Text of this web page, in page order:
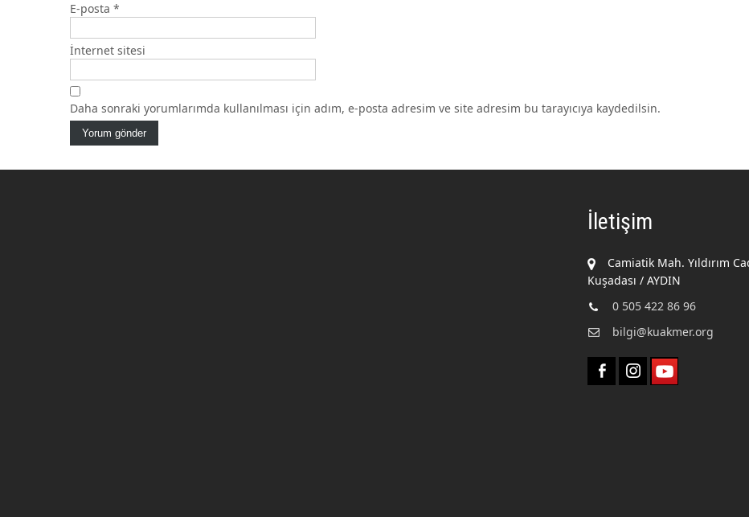
E-posta *
İnternet sitesi
Daha sonraki yorumlarımda kullanılması için adım, e-posta adresim ve site adresim bu tarayıcıya kaydedilsin.
İletişim
Camiatik Mah. Yıldırım
Kuşadası / AYDIN
0 505 422 86 96
bilgi@kuakmer.org